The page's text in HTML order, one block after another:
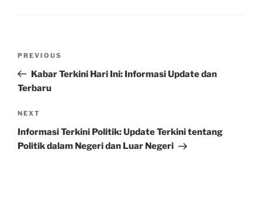
Previous
Post
PREVIOUS
Kabar Terkini Hari Ini: Informasi Update dan
Terbaru
Next
Post
NEXT
Informasi Terkini Politik: Update Terkini tentang
Politik dalam Negeri dan Luar Negeri